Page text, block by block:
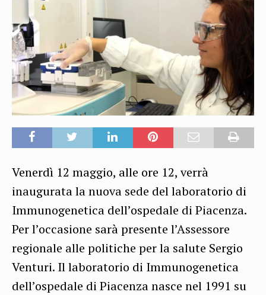
Venerdì 12 maggio, alle ore 12, verrà
inaugurata la nuova sede del laboratorio di
Immunogenetica dell’ospedale di Piacenza.
Per l’occasione sarà presente l’Assessore
regionale alle politiche per la salute Sergio
Venturi. Il laboratorio di Immunogenetica
dell’ospedale di Piacenza nasce nel 1991 su